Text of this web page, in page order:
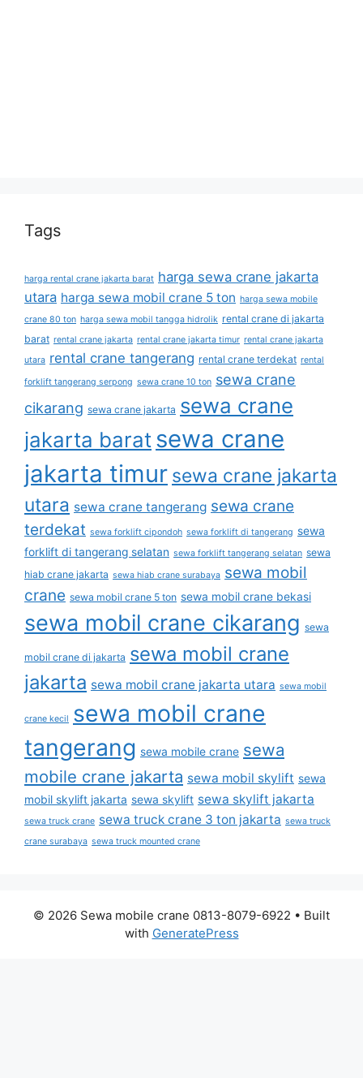
Tags
harga rental crane jakarta barat harga sewa crane jakarta
utara harga sewa mobil crane 5 ton harga sewa mobile
crane 80 ton harga sewa mobil tangga hidrolik rental crane di jakarta
barat rental crane jakarta rental crane jakarta timur rental crane jakarta
utara rental crane tangerang rental crane terdekat rental
forklift tangerang serpong sewa crane 10 ton sewa crane
cikarang sewa crane jakarta sewa crane
jakarta baratsewa crane
jakarta timur sewa crane jakarta
utara sewa crane tangerang sewa crane
terdekat sewa forklift cipondoh sewa forklift di tangerang sewa
forklift di tangerang selatan sewa forklift tangerang selatan sewa
hiab crane jakarta sewa hiab crane surabaya sewa mobil
crane sewa mobil crane 5 ton sewa mobil crane bekasi
sewa mobil crane cikarang sewa
mobil crane di jakarta sewa mobil crane
jakarta sewa mobil crane jakarta utara sewa mobil
crane kecil sewa mobil crane
tangerang sewa mobile crane sewa
mobile crane jakarta sewa mobil skylift sewa
mobil skylift jakarta sewa skylift sewa skylift jakarta
sewa truck crane sewa truck crane 3 ton jakarta sewa truck
crane surabaya sewa truck mounted crane
© 2026 Sewa mobile crane 0813-8079-6922 • Built
with GeneratePress